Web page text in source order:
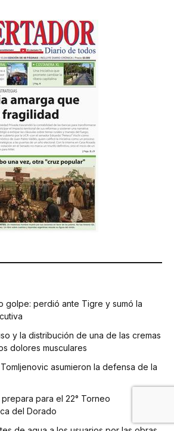
golpe: perdió ante Tigre y sumó la
y la distribución de una de las cremas
dolores musculares
asumieron la defensa de la
para el 22° Torneo
del Dorado